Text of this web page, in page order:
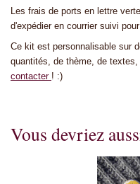
Les frais de ports en lettre
d'expédier en courrier suivi
Ce kit est personnalisable sur
quantités, de thème, de
contacter ! :)
Vous devriez